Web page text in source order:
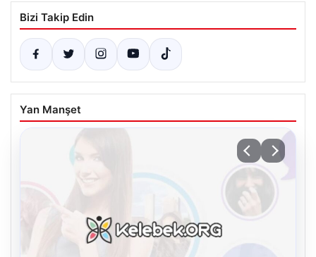
Bizi Takip Edin
Yan Manşet